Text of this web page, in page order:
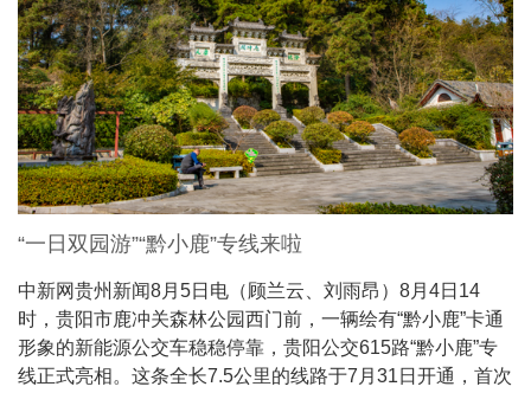
“一日双园游”“黔小鹿”专线来啦
中新网贵州新闻8月5日电（顾兰云、刘雨昂）8月4日14
时，贵阳市鹿冲关森林公园西门前，一辆绘有“黔小鹿”卡通
形象的新能源公交车稳稳停靠，贵阳公交615路“黔小鹿”专
线正式亮相。这条全长7.5公里的线路于7月31日开通，首次